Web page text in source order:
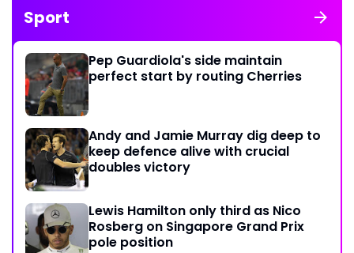
Sport
Pep Guardiola's side maintain
perfect start by routing Cherries
Andy and Jamie Murray dig deep to
keep defence alive with crucial
doubles victory
Lewis Hamilton only third as Nico
Rosberg on Singapore Grand Prix
pole position